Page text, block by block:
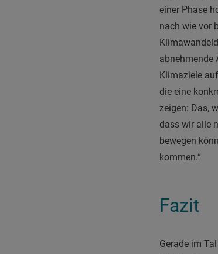
einer Phase
nach wie vor
abnehmende
Klimaziele
die eine
zeigen: Das,
dass wir alle
bewegen
kommen.“
Fazit
Gerade im